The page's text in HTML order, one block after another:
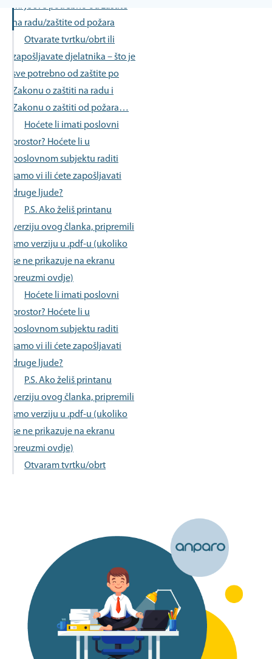
mi je sve potrebno od zaštite
na radu/zaštite od požara
Otvarate tvrtku/obrt ili
zapošljavate djelatnika – što je
sve potrebno od zaštite po
Zakonu o zaštiti na radu i
Zakonu o zaštiti od požara…
Hoćete li imati poslovni
prostor? Hoćete li u
poslovnom subjektu raditi
samo vi ili ćete zapošljavati
druge ljude?
P.S. Ako želiš printanu
verziju ovog članka, pripremili
smo verziju u .pdf-u (ukoliko
se ne prikazuje na ekranu
preuzmi ovdje)
Hoćete li imati poslovni
prostor? Hoćete li u
poslovnom subjektu raditi
samo vi ili ćete zapošljavati
druge ljude?
P.S. Ako želiš printanu
verziju ovog članka, pripremili
smo verziju u .pdf-u (ukoliko
se ne prikazuje na ekranu
preuzmi ovdje)
Otvaram tvrtku/obrt